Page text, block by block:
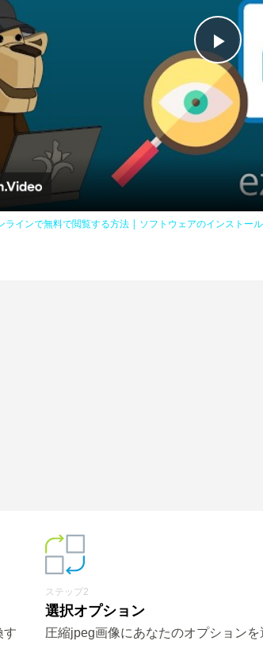
Play
ラインで無料で閲覧する方法 | ソフトウェアのインストー
す
ステップ2
選択オプション
圧縮jpeg画像にあなたのオプションを